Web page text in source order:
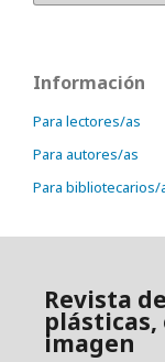
Información
Para lectores/as
Para autores/as
Para bibliotecarios/
Revista
plásticas,
imagen